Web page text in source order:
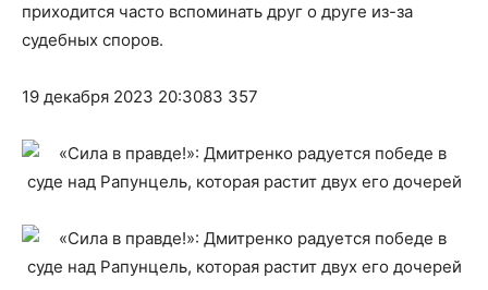
приходится часто вспоминать друг о друге из-за
судебных споров.
19 декабря 2023 20:3083 357